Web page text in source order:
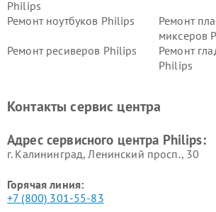
Philips
Ремонт ноутбуков Philips
Ремонт
миксеров
Ремонт ресиверов Philips
Ремонт
Philips
Ремонт стиральных машин
Ремонт
Контакты сервис центра
Адрес сервисного центра Philips:
г. Калининград, Ленинский просп., 30
Горячая линия:
+7 (800) 301-55-83